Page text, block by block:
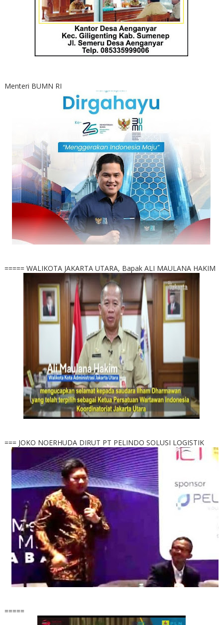
Menteri BUMN RI
===== WALIKOTA JAKARTA UTARA, Bapak ALI MAULANA HAKIM
=== JOKO NOERHUDA DIRUT PT PELINDO SOLUSI LOGISTIK
=====